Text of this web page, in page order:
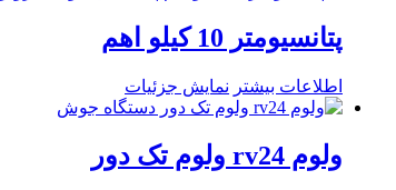
پتانسیومتر 10 کیلو اهم
اطلاعات بیشتر نمایش جزئیات
ولوم rv24 ولوم تک دور